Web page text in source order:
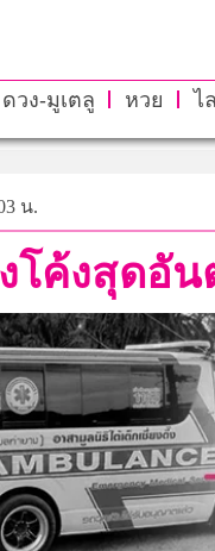
ดวง-มูเตลู หวย ไ
น.
โค้งสุดอั